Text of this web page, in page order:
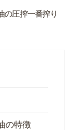
の圧搾一番搾り
の特徴